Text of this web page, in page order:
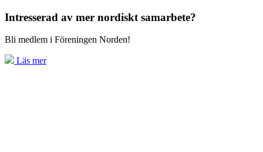
Intresserad av mer nordiskt samarbete?
Bli medlem i Föreningen Norden!
Läs mer